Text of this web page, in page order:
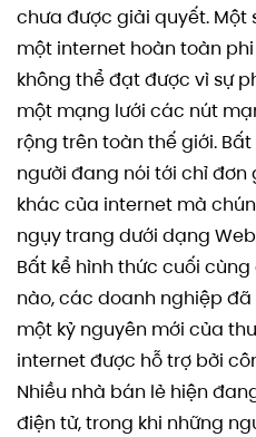
chưa được giải quyết. Một
một internet hoàn toàn
không thể đạt được vì sự
một mạng lưới các nút
rộng trên toàn thế giới.
người đang nói tới chỉ
khác của internet mà
ngụy trang dưới dạng
Bất kể hình thức cuối
nào, các doanh nghiệp
một kỷ nguyên mới của
internet được hỗ trợ bởi
Nhiều nhà bán lẻ hiện
điện tử, trong khi những